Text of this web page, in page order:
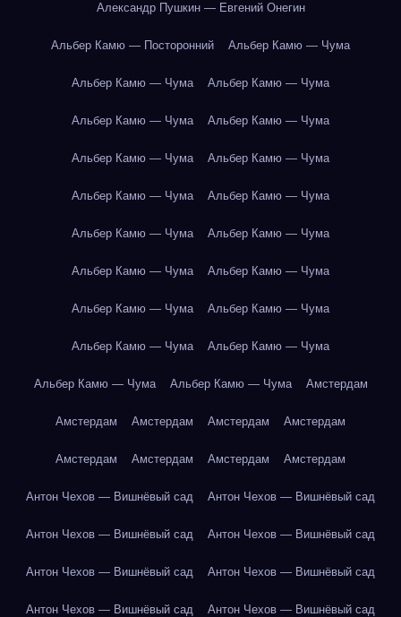
Александр Пушкин — Евгений Онегин
Альбер Камю — Посторонний Альбер Камю — Чума
Альбер Камю — Чума Альбер Камю — Чума
Альбер Камю — Чума Альбер Камю — Чума
Альбер Камю — Чума Альбер Камю — Чума
Альбер Камю — Чума Альбер Камю — Чума
Альбер Камю — Чума Альбер Камю — Чума
Альбер Камю — Чума Альбер Камю — Чума
Альбер Камю — Чума Альбер Камю — Чума
Альбер Камю — Чума Альбер Камю — Чума
Альбер Камю — Чума Альбер Камю — Чума Амстердам
Амстердам Амстердам Амстердам Амстердам
Амстердам Амстердам Амстердам Амстердам
Антон Чехов — Вишнёвый сад Антон Чехов — Вишнёвый сад
Антон Чехов — Вишнёвый сад Антон Чехов — Вишнёвый сад
Антон Чехов — Вишнёвый сад Антон Чехов — Вишнёвый сад
Антон Чехов — Вишнёвый сад Антон Чехов — Вишнёвый сад